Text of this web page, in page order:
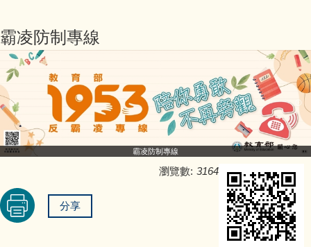
反網路霸凌措施
反霸凌宣導影片
霸凌防制專線
重要訊息
友善校園連結
霸凌防制專線
霸凌防制專線
瀏覽數: 3164
分享